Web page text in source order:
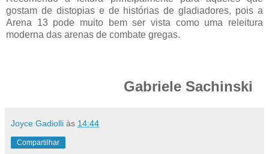
gostam de distopias e de histórias de gladiadores, pois a
Arena 13 pode muito bem ser vista como uma releitura
moderna das arenas de combate gregas.
Gabriele Sachinski
Joyce Gadiolli às 14:44
Compartilhar